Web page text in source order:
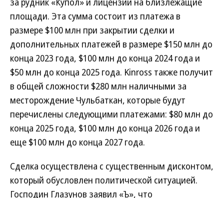
площади. Эта сумма состоит из платежа в
размере $100 млн при закрытии сделки и
дополнительных платежей в размере $150 млн до
конца 2023 года, $100 млн до конца 2024 года и
$50 млн до конца 2025 года. Kinross также получит
в общей сложности $280 млн наличными за
месторождение Чульбаткан, которые будут
перечислены следующими платежами: $80 млн до
конца 2025 года, $100 млн до конца 2026 года и
еще $100 млн до конца 2027 года.
Сделка осуществлена с существенным дисконтом,
который обусловлен политической ситуацией.
Господин Глазунов заявил «Ъ», что